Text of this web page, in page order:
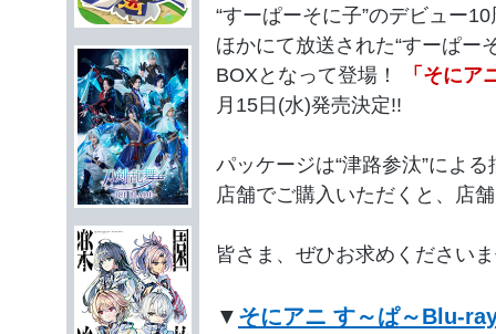
“すーぱーそに子”のデビュー
ほかにて放送された“すーぱー
BOXとなって登場！
「そに
月15日(水)発売決定!!
パッケージは“津路参汰”によ
店舗でご購入いただくと、店
皆さま、ぜひお求めくださ
▼ そにアニ す～ぱ～Blu-